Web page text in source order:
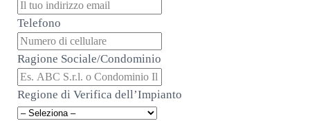
Telefono
Ragione Sociale/Condominio
Regione di Verifica dell’Impianto